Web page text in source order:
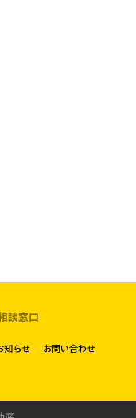
談窓口
知らせ
お問い合わせ